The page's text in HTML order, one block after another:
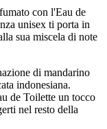
con l'Eau de
unisex ti porta in
sua miscela di note
di mandarino
indonesiana.
de Toilette un tocco
nel resto della